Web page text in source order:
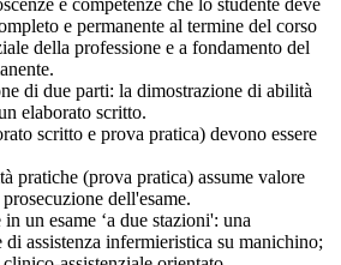
e permanente al termine del corso
della professione e a fondamento del
di due parti: la dimostrazione di abilità
elaborato scritto.
scritto e prova pratica) devono essere
pratiche (prova pratica) assume valore
dell'esame.
un esame ‘a due stazioni': una
assistenza infermieristica su manichino;